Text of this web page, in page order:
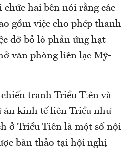
chức hai bên nói rằng các
gồm việc cho phép thanh
dỡ bỏ lò phản ứng hạt
văn phòng liên lạc Mỹ-
tranh Triều Tiên và
án kinh tế liên Triều như
ở Triều Tiên là một số nội
bàn thảo tại hội nghị